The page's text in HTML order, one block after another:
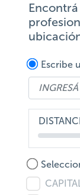
Escribe